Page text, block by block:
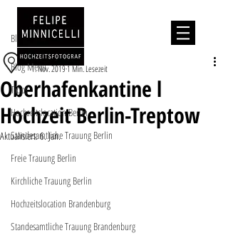
Beitrag
Blog Menu
Tipps
Hochzeitslocation Berlin
Standesamtliche Trauung Berlin
Freie Trauung Berlin
Kirchliche Trauung Berlin
Hochzeitslocation Brandenburg
Standesamtliche Trauung Brandenburg
Blog Menu
Oberhafenkantine l
Hochzeit Berlin-Treptow
Hochzeitslocation
1. Nov. 20191 Min. Lesezeit
Aktualisiert:6. Jan.